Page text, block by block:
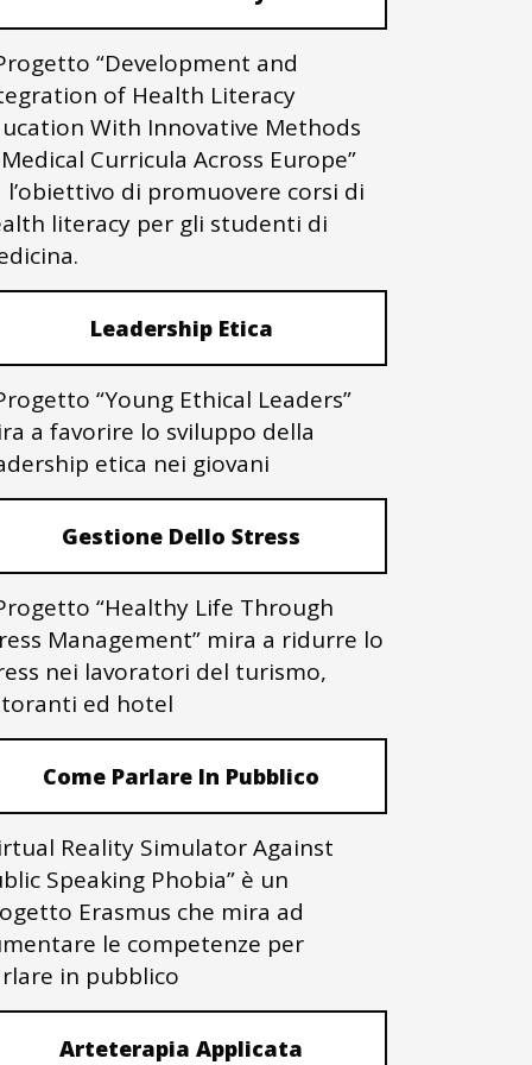
“Development and
of Health Literacy
With Innovative Methods
Curricula Across Europe”
l’obiettivo di promuovere corsi di
literacy per gli studenti di
Leadership Etica
“Young Ethical Leaders”
a favorire lo sviluppo della
etica nei giovani
Gestione Dello Stress
“Healthy Life Through
Management” mira a ridurre lo
nei lavoratori del turismo,
ed hotel
Come Parlare In Pubblico
Reality Simulator Against
Speaking Phobia” è un
Erasmus che mira ad
le competenze per
in pubblico
Arteterapia Applicata